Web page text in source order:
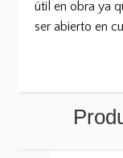
útil en obra ya
ser abierto en